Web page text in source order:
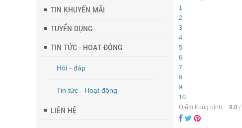
TIN KHUYẾN MÃI
TUYỂN DỤNG
TIN TỨC - HOẠT ĐỘNG
Hỏi - đáp
Tin tức - Hoạt động
LIÊN HỆ
1
2
3
4
5
6
7
8
9
10
Điểm trung bình:
9.0 /